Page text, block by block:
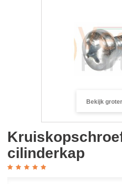
Bekijk groter
cilinderkap